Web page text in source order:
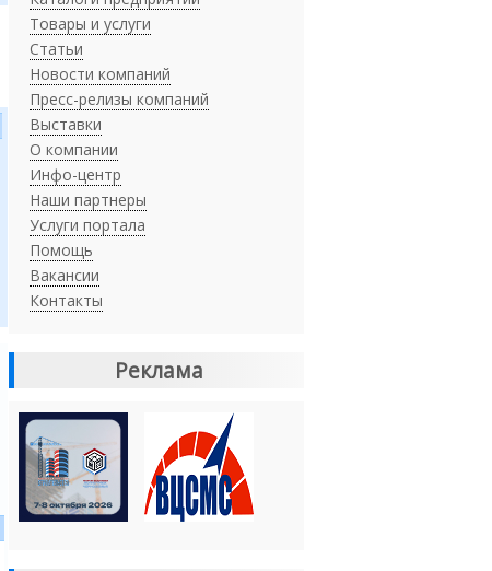
Товары и услуги
Статьи
Новости компаний
Пресс-релизы компаний
Выставки
О компании
Инфо-центр
Наши партнеры
Услуги портала
Помощь
Вакансии
Контакты
Реклама